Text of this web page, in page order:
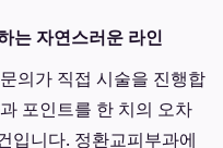
는 자연스러운 라인
의가 직접 시술을 진행합
포인트를 한 치의 오차
입니다. 정환교피부과에